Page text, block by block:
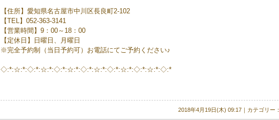
【住所】愛知県名古屋市中川区長良町2-102
【TEL】052-363-3141
【営業時間】9：00～18：00
【定休日】日曜日、月曜日
※完全予約制（当日予約可）お電話にてご予約ください♪
◇:*:☆:*:◇:*:☆:*:◇:*:☆:*:◇:*:☆:*:◇:*:☆:*:◇:*:☆:*:◇:*
2018年4月19日(木) 09:17｜カテゴリー：